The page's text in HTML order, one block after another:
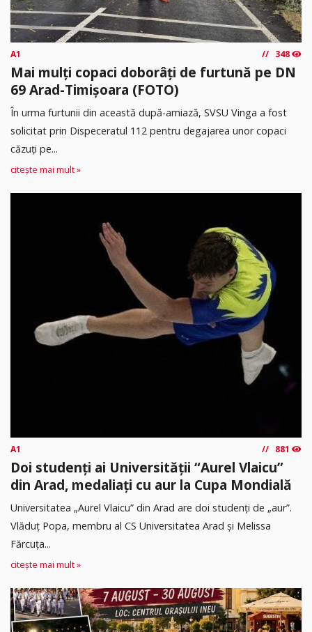
A1 348
Mai mulți copaci doborâți de furtună pe DN
69 Arad-Timișoara (FOTO)
În urma furtunii din această după-amiază, SVSU Vinga a fost
solicitat prin Dispeceratul 112 pentru degajarea unor copaci
căzuți pe...
citește mai mult »
A1 881
Doi studenți ai Universității “Aurel Vlaicu”
din Arad, medaliați cu aur la Cupa Mondială
Universitatea „Aurel Vlaicu” din Arad are doi studenți de „aur”.
Vlăduț Popa, membru al CS Universitatea Arad și Melissa
Fărcuța...
citește mai mult »